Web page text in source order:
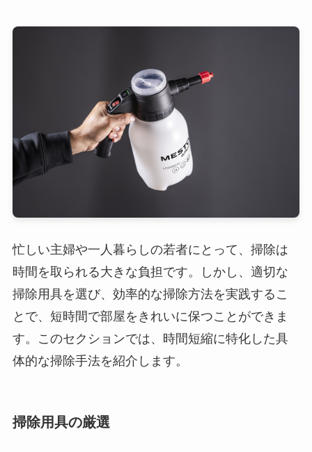
忙しい主婦や一人暮らしの若者にとって、掃除は
時間を取られる大きな負担です。しかし、適切な
掃除用具を選び、効率的な掃除方法を実践するこ
とで、短時間で部屋をきれいに保つことができま
す。このセクションでは、時間短縮に特化した具
体的な掃除手法を紹介します。
掃除用具の厳選